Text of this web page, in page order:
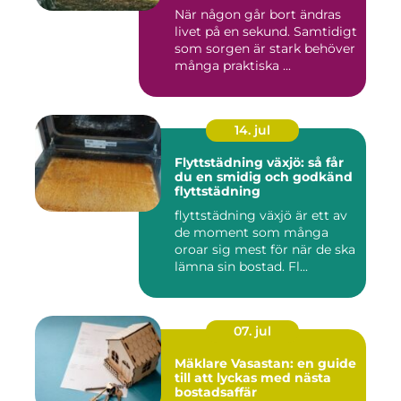
När någon går bort ändras
livet på en sekund. Samtidigt
som sorgen är stark behöver
många praktiska ...
14. jul
Flyttstädning växjö: så får
du en smidig och godkänd
flyttstädning
flyttstädning växjö är ett av
de moment som många
oroar sig mest för när de ska
lämna sin bostad. Fl...
07. jul
Mäklare Vasastan: en guide
till att lyckas med nästa
bostadsaffär